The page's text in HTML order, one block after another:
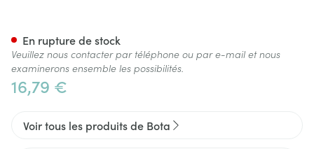
16,79 €
En rupture de stock
Veuillez nous contacter par téléphone ou par e-mail et nous
examinerons ensemble les possibilités.
Voir tous les produits de Bota